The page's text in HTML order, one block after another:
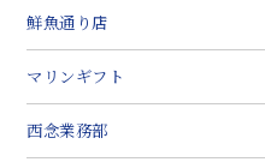
鮮魚通り店
マリンギフト
西念業務部